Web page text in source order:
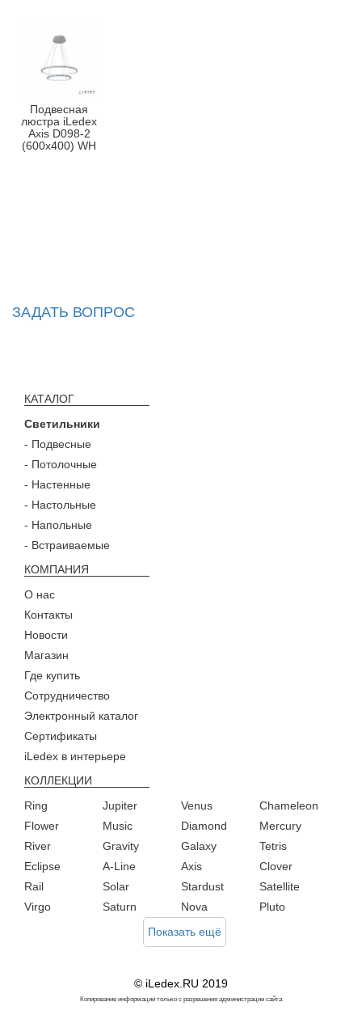
Подвесная
люстра iLedex
Axis D098-2
(600x400) WH
ЗАДАТЬ ВОПРОС
КАТАЛОГ
Светильники
- Подвесные
- Потолочные
- Настенные
- Настольные
- Напольные
- Встраиваемые
КОМПАНИЯ
О нас
Контакты
Новости
Магазин
Где купить
Сотрудничество
Электронный каталог
Сертификаты
iLedex в интерьере
КОЛЛЕКЦИИ
Ring
Flower
Jupiter
Music
Venus
Diamond
Chameleon
Mercury
River
Eclipse
Gravity
A-Line
Galaxy
Axis
Tetris
Clover
Rail
Virgo
Solar
Saturn
Stardust
Nova
Satellite
Pluto
Показать ещё
© iLedex.RU 2019
Копирование информации только с разрешения администрации сайта